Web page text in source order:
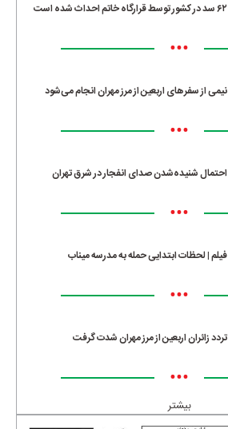
۶۲ سد در کشور توسط قرارگاه خاتم احداث شده است
•••
نیمی از سفرهای اربعین از مرز مهران انجام می‌شود
•••
احتمال شنیده‌شدن صدای انفجار در شرق تهران
•••
فیلم | لحظات ابتدایی حمله به مدرسه میناب
•••
تردد زائران اربعین از مرز مهران شدت گرفت
•••
بیشتر